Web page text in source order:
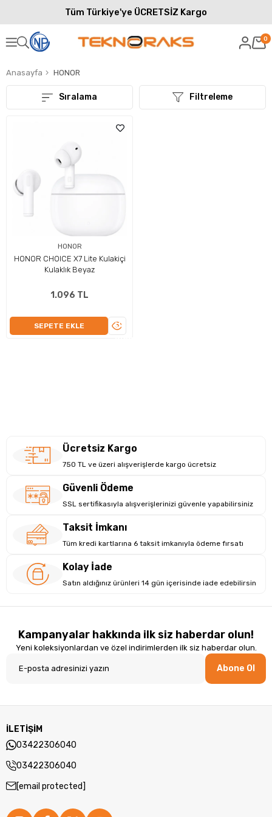
Tüm Türkiye'ye ÜCRETSİZ Kargo
0
Anasayfa HONOR
Filtreleme
Sıralama
HONOR
HONOR CHOICE X7 Lite Kulakiçi
Kulaklık Beyaz
1.096 TL
SEPETE EKLE
ÜRÜNÜ
Ücretsiz Kargo
750 TL ve üzeri alışverişlerde kargo ücretsiz
Güvenli Ödeme
SSL sertifikasıyla alışverişlerinizi güvenle yapabilirsiniz
Taksit İmkanı
Tüm kredi kartlarına 6 taksit imkanıyla ödeme fırsatı
Kolay İade
Satın aldığınız ürünleri 14 gün içerisinde iade edebilirsin
Kampanyalar hakkında ilk siz haberdar olun!
Yeni koleksiyonlardan ve özel indirimlerden ilk siz haberdar olun.
Abone Ol
İLETİŞİM
03422306040
03422306040
[email protected]